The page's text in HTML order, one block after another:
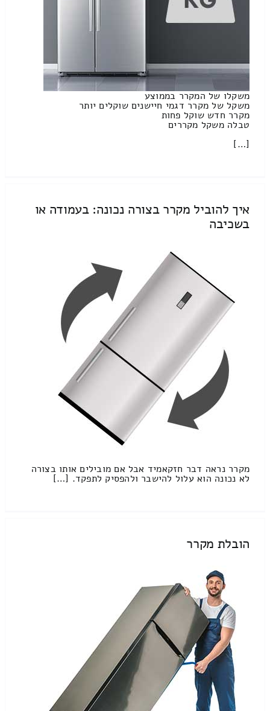
משקלו של המקרר בממוצע
משקל של מקרר דגמי חיישנים שוקלים יותר
מקרר חדש שוקל פחות
טבלה משקל מקררים
[…]
איך להוביל מקרר בצורה נכונה: בעמודה או
בשכיבה
מקרר נראה דבר חזקאמיד אבל אם מובילים אותו בצורה
לא נכונה הוא עלול להישבר ולהפסיק לתפקד. […]
הובלת מקרר